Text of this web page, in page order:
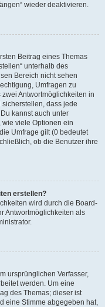
wieder deaktivieren.
Beitrag eines Themas
unterhalb des
Bereich nicht sehen
Umfragen zu
Antwortmöglichkeiten in
dass jede
kannst auch unter
wie viele Optionen ein
Umfrage gilt (0 bedeutet
ob die Benutzer ihre
erstellen?
wird durch die Board-
Antwortmöglichkeiten als
ursprünglichen Verfasser,
werden. Um eine
des Themas; dieser ist
eine Stimme abgegeben hat,